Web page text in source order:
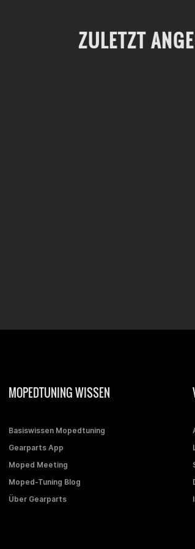
ZULETZT
MOPEDTUNING WISSEN
Basiswissen Mopedtuning
Gearparts App
Moped Meeting
Moped-Tuning Blog
Über Gearparts